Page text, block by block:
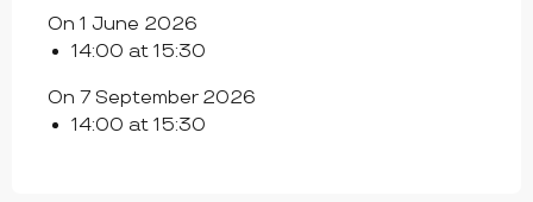
On 1 June 2026
14:00 at 15:30
On 7 September 2026
14:00 at 15:30